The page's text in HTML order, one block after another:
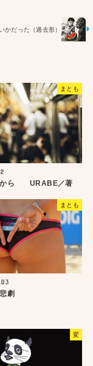
かだった（過去形）
まとも
から URABE／著
まとも
劇
変